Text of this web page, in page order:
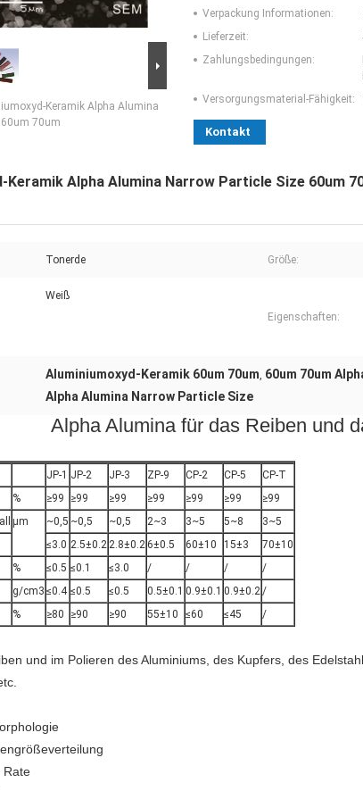
Keramik Alpha Alumina
60um 70um
Verpackung Informationen:
Lieferzeit:
Zahlungsbedingungen:
Versorgungsmaterial-Fähigkeit:
Kontakt
Keramik Alpha Alumina Narrow Particle Size 60um
Tonerde Größe:
Weiß
Eigenschaften:
Aluminiumoxyd-Keramik 60um 70um, 60um 70um
Alpha Alumina Narrow Particle Size
Alpha Alumina für das Reiben und
JP-1 JP-2 JP-3 ZP-9 CP-2 CP-5
CP-T
% ≥99 ≥99 ≥99 ≥99 ≥99 ≥99
≥99
μm ~0,5 ~0,5 ~0,5 2~3 3~5 5~8
3~5
≤3.0 2.5±0.22.8±0.26±0.5 60±10 15±3
70±10
% ≤0.5 ≤0.1 ≤3.0 / / /
/
g/cm3 ≤0.4 ≤0.5 ≤0.5 0.5±0.1 0.9±0.1 0.9±0.2/
% ≥80 ≥90 ≥90 55±10 ≤60 ≤45 /
und im Polieren des Aluminiums, des Kupfers, des
Rate